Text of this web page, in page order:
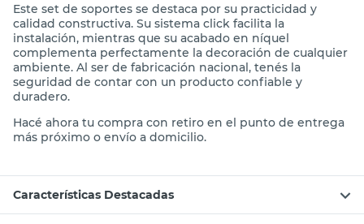
Este set de soportes se destaca por su practicidad y
calidad constructiva. Su sistema click facilita la
instalación, mientras que su acabado en níquel
complementa perfectamente la decoración de cualquier
ambiente. Al ser de fabricación nacional, tenés la
seguridad de contar con un producto confiable y
duradero.
Hacé ahora tu compra con retiro en el punto de entrega
más próximo o envío a domicilio.
Características Destacadas